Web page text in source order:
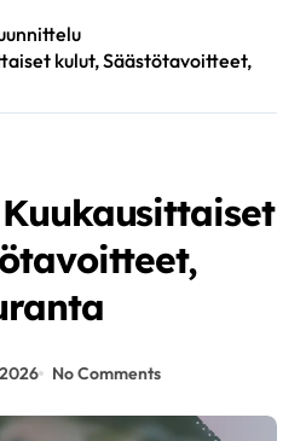
kulut, Säästötavoitteet,
2026 No Comments